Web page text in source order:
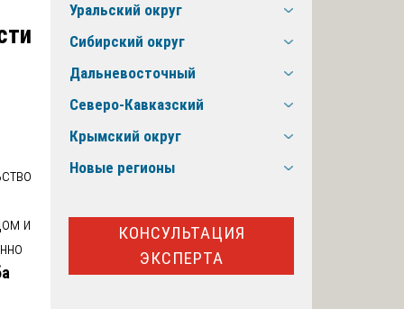
и
Уральский округ
Сибирский округ
Дальневосточный
Северо-Кавказский
Крымский округ
Новые регионы
КОНСУЛЬТАЦИЯ
ЭКСПЕРТА